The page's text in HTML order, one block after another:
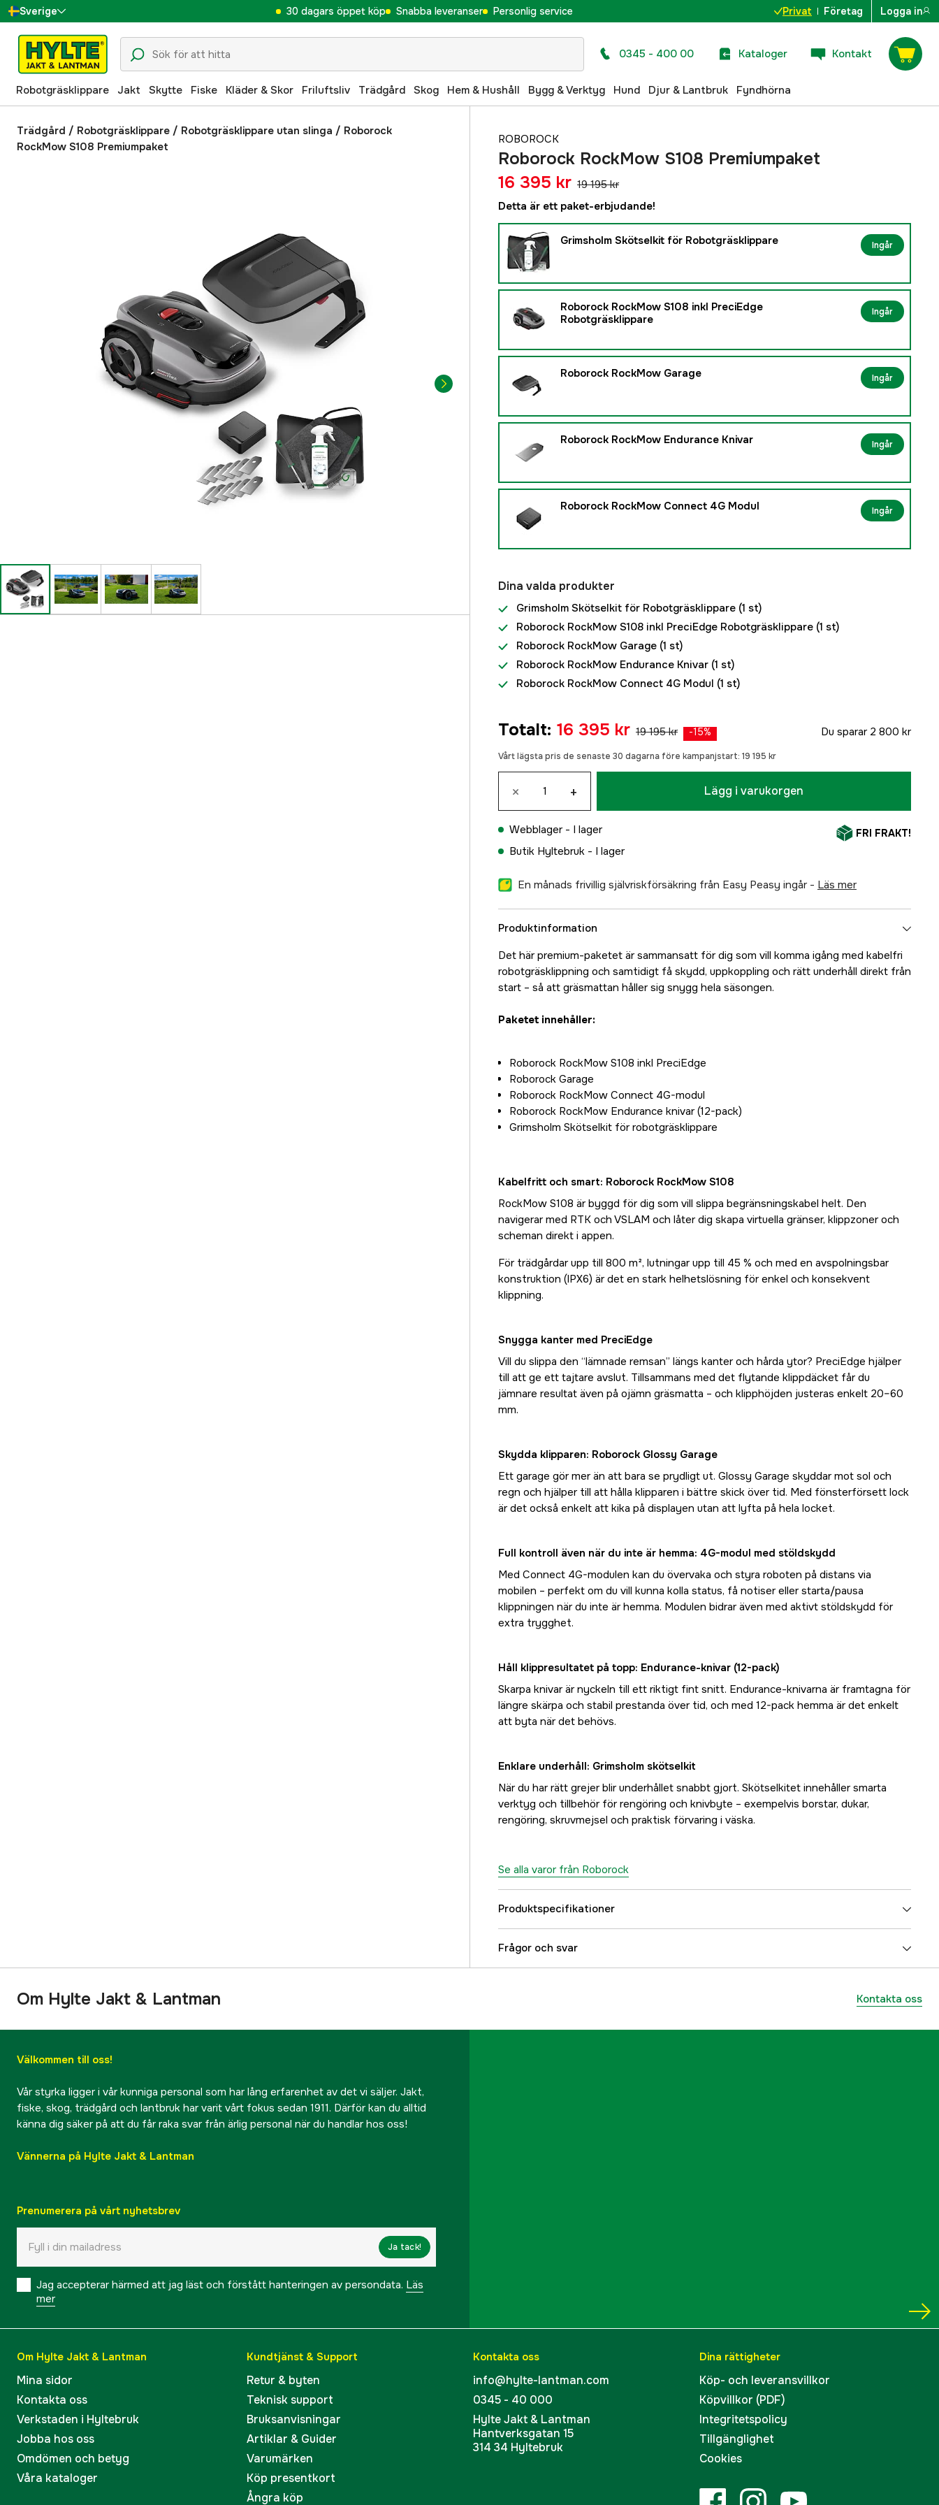
Sverige
Danmark
Suomi
Norge
Deutschland
30 dagars öppet köp Snabba leveranser Personlig service Privat Företag Logga in
0345 - 400 00 Kataloger Kontakt
Robotgräsklippare Jakt Skytte Fiske Kläder & Skor Friluftsliv Trädgård Skog Hem & Hushåll Bygg & Verktyg Hund Djur & Lantbruk Fyndhörna
Trädgård / Robotgräsklippare / Robotgräsklippare utan slinga / Roborock
RockMow S108 Premiumpaket
ROBOROCK
Roborock RockMow S108 Premiumpaket
16 395 kr 19 195 kr
Detta är ett paket-erbjudande!
Grimsholm Skötselkit för Robotgräsklippare Ingår
Roborock RockMow S108 inkl PreciEdge
Robotgräsklippare
Ingår
Roborock RockMow Garage Ingår
Roborock RockMow Endurance Knivar Ingår
Roborock RockMow Connect 4G Modul Ingår
Dina valda produkter
Grimsholm Skötselkit för Robotgräsklippare (1 st)
Roborock RockMow S108 inkl PreciEdge Robotgräsklippare (1 st)
Roborock RockMow Garage (1 st)
Roborock RockMow Endurance Knivar (1 st)
Roborock RockMow Connect 4G Modul (1 st)
Totalt: 16 395 kr 19 195 kr -15% Du sparar 2 800 kr
Vårt lägsta pris de senaste 30 dagarna före kampanjstart: 19 195 kr
× + Lägg i varukorgen
Webblager - I lager
Butik Hyltebruk - I lager
FRI FRAKT!
En månads frivillig självriskförsäkring från Easy Peasy ingår - läs mer
Produktinformation
Det här premium-paketet är sammansatt för dig som vill komma igång med kabelfri
robotgräsklippning och samtidigt få skydd, uppkoppling och rätt underhåll direkt från
start – så att gräsmattan håller sig snygg hela säsongen.
Paketet innehåller:
Roborock RockMow S108 inkl PreciEdge
Roborock Garage
Roborock RockMow Connect 4G-modul
Roborock RockMow Endurance knivar (12-pack)
Grimsholm Skötselkit för robotgräsklippare
Kabelfritt och smart: Roborock RockMow S108
RockMow S108 är byggd för dig som vill slippa begränsningskabel helt. Den
navigerar med RTK och VSLAM och låter dig skapa virtuella gränser, klippzoner och
scheman direkt i appen.
För trädgårdar upp till 800 m², lutningar upp till 45 % och med en avspolningsbar
konstruktion (IPX6) är det en stark helhetslösning för enkel och konsekvent
klippning.
Snygga kanter med PreciEdge
Vill du slippa den “lämnade remsan” längs kanter och hårda ytor? PreciEdge hjälper
till att ge ett tajtare avslut. Tillsammans med det flytande klippdäcket får du
jämnare resultat även på ojämn gräsmatta – och klipphöjden justeras enkelt 20–60
mm.
Skydda klipparen: Roborock Glossy Garage
Ett garage gör mer än att bara se prydligt ut. Glossy Garage skyddar mot sol och
regn och hjälper till att hålla klipparen i bättre skick över tid. Med fönsterförsett lock
är det också enkelt att kika på displayen utan att lyfta på hela locket.
Full kontroll även när du inte är hemma: 4G-modul med stöldskydd
Med Connect 4G-modulen kan du övervaka och styra roboten på distans via
mobilen – perfekt om du vill kunna kolla status, få notiser eller starta/pausa
klippningen när du inte är hemma. Modulen bidrar även med aktivt stöldskydd för
extra trygghet.
Håll klippresultatet på topp: Endurance-knivar (12-pack)
Skarpa knivar är nyckeln till ett riktigt fint snitt. Endurance-knivarna är framtagna för
längre skärpa och stabil prestanda över tid, och med 12-pack hemma är det enkelt
att byta när det behövs.
Enklare underhåll: Grimsholm skötselkit
När du har rätt grejer blir underhållet snabbt gjort. Skötselkitet innehåller smarta
verktyg och tillbehör för rengöring och knivbyte – exempelvis borstar, dukar,
rengöring, skruvmejsel och praktisk förvaring i väska.
Se alla varor från Roborock
Produktspecifikationer
Maximalt klippområde
Kapslingsklass IPX6
Klippbredd
Klipphöjd max
Frågor och svar
Om Hylte Jakt & Lantman Kontakta oss
Välkommen till oss!
Vår styrka ligger i vår kunniga personal som har lång erfarenhet av det vi säljer. Jakt,
fiske, skog, trädgård och lantbruk har varit vårt fokus sedan 1911. Därför kan du alltid
känna dig säker på att du får raka svar från ärlig personal när du handlar hos oss!
Vännerna på Hylte Jakt & Lantman
Prenumerera på vårt nyhetsbrev
Ja tack!
Jag accepterar härmed att jag läst och förstått hanteringen av persondata. Läs
mer
Om Hylte Jakt & Lantman
Mina sidor
Kontakta oss
Verkstaden i Hyltebruk
Jobba hos oss
Omdömen och betyg
Våra kataloger
Kundtjänst & Support
Retur & byten
Teknisk support
Bruksanvisningar
Artiklar & Guider
Varumärken
Köp presentkort
Ångra köp
Kontakta oss
info@hylte-lantman.com
0345 - 40 000
Hylte Jakt & Lantman
Hantverksgatan 15
314 34 Hyltebruk
Dina rättigheter
Köp- och leveransvillkor
Köpvillkor (PDF)
Integritetspolicy
Tillgänglighet
Cookies